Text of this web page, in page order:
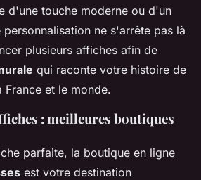
d'une touche moderne ou d'un
ne s'arrête pas là
plusieurs affiches afin de
qui raconte votre histoire de
et le monde.
: meilleures boutiques
parfaite, la boutique en ligne
est votre destination